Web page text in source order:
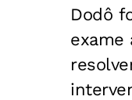
Dodô
exame